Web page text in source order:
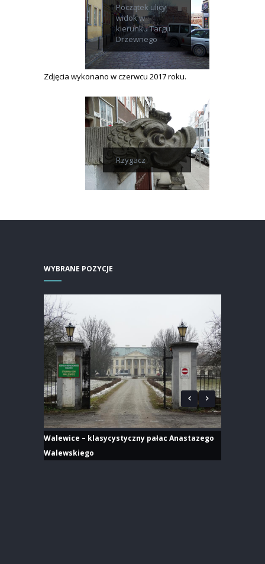
Początek ulicy -
widok w
kierunku Targu
Drzewnego
Zdjęcia wykonano w czerwcu 2017 roku.
Rzygacz
WYBRANE POZYCJE
Walewice – klasycystyczny pałac Anastazego
Walewskiego